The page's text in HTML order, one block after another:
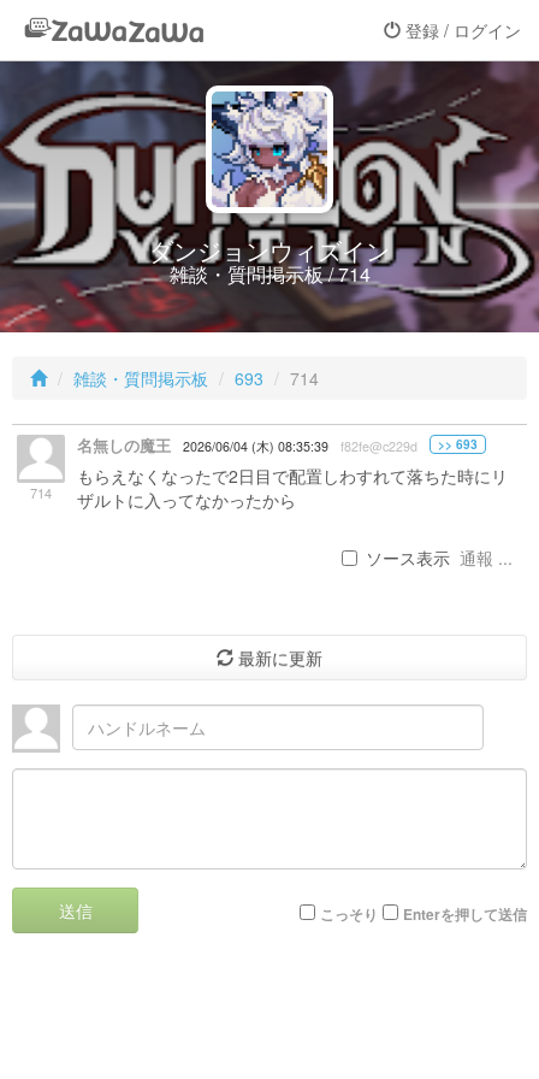
登録 / ログイン
ダンジョンウィズイン
雑談・質問掲示板 / 714
雑談・質問掲示板 693 714
714
名無しの魔王 2026/06/04 (木) 08:35:39 f82fe@c229d >> 693
もらえなくなったで2日目で配置しわすれて落ちた時にリ
ザルトに入ってなかったから
ソース表示 通報 ...
最新に更新
送信 こっそり Enterを押して送信